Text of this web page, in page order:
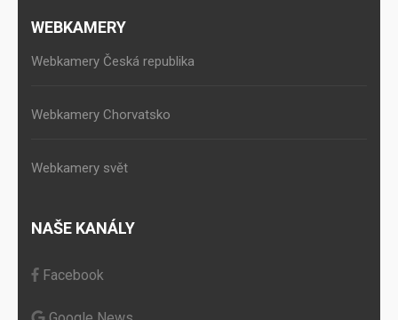
WEBKAMERY
Webkamery Česká republika
Webkamery Chorvatsko
Webkamery svět
NAŠE KANÁLY
Facebook